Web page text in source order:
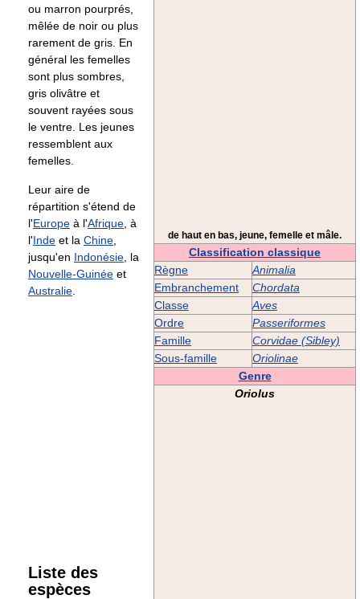
de haut en bas, jeune, femelle et mâle.
Classification classique
Règne
Animalia
Embranchement
Chordata
Classe
Aves
Ordre
Passeriformes
Famille
Corvidae (Sibley)
Sous-famille
Oriolinae
Genre
Oriolus
ou marron pourprés,
mêlée de noir ou plus
rarement de gris. En
général les femelles
sont plus sombres,
gris olivâtre et
souvent rayées sous
le ventre. Les jeunes
ressemblent aux
femelles.
Leur aire de
répartition s'étend de
l'Europe à l'Afrique , à
l'Inde et la Chine
jusqu'en Indonésie , la
Nouvelle-Guinée et
Australie
Liste des
espèces